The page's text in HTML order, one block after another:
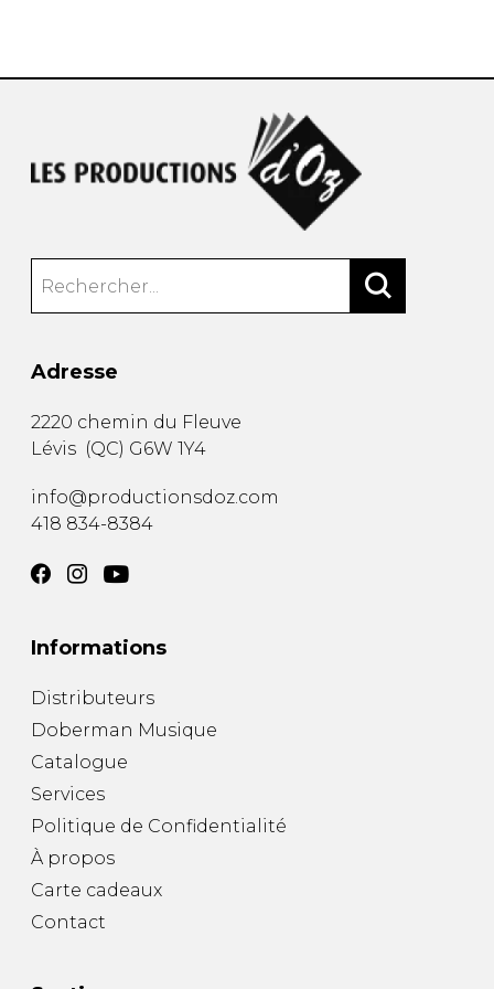
Adresse
2220 chemin du Fleuve
Lévis (QC) G6W 1Y4
info@productionsdoz.com
418 834-8384
Informations
Distributeurs
Doberman Musique
Catalogue
Services
Politique de Confidentialité
À propos
Carte cadeaux
Contact